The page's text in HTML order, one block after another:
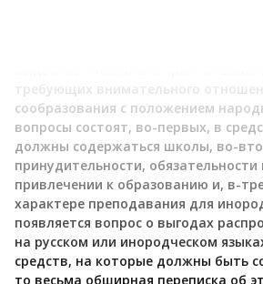
требующих внимательного
сообразования с положением
вопросы состоят, во-первых, в
должны содержаться школы, во-
принудительности,
привлечении к образованию и, в-
характере преподавания для
появляется вопрос о выгодах
на русском или инородческом
средств, на которые должны быть
то весьма обширная переписка об